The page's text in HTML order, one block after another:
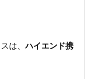
は、ハイエンド携